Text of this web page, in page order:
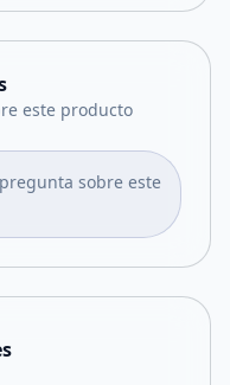
este producto
sobre este